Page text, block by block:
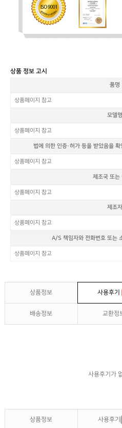
상품 정보 고시
품명
상품페이지 참고
모델명
상품페이지 참고
법에 의한 인증·허가 등을 받았음을
상품페이지 참고
제조국 또는
상품페이지 참고
제조자
상품페이지 참고
A/S 책임자와 전화번호 또는
상품페이지 참고
상품정보 사용후기
배송정보 교환정
사용후기가
상품정보 사용후기